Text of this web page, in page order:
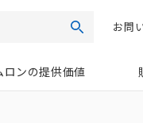
検索お問
ロンの提供価値